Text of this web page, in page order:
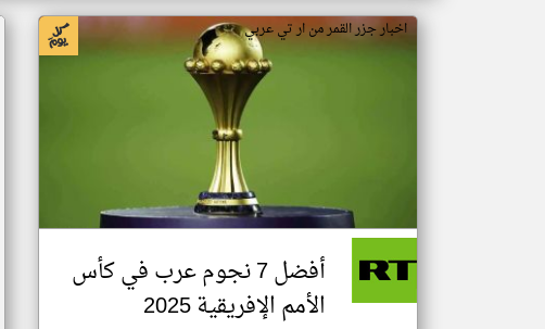
اخبار جزر القمر من ار تي عربي
أفضل 7 نجوم عرب في كأس
الأمم الإفريقية 2025